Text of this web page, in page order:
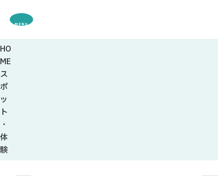
MENU
HO
ME
ス
ポ
ッ
ト
・
体
験